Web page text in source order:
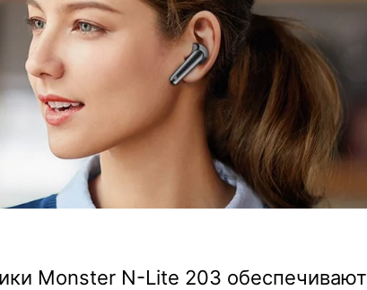
Monster N-Lite 203 обеспечивают